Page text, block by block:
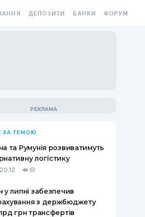
ВІНЬЄТКА
ВІД
ВИПАДКІВ
ДЕПОЗИТИ
ПИТАННЯ ТА ВІДПОВІДІ
ДЕПОЗИТНИЙ КАЛЬКУЛЯТОР
ПУТІВНИКИ ПО
БАНКИ ФОРУМ
ЗА ТЕМОЮ
та Румунія розвиватимуть
логістику
61
у липні забезпечив
з держбюджету
грн трансфертів